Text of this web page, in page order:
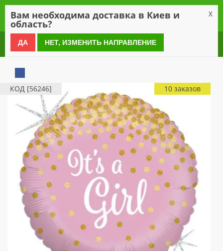
0 800 21 54 55
КОД [56246] 10 заказов
Вам необходима доставка в Киев и
область?
X
ДА НЕТ, ИЗМЕНИТЬ НАПРАВЛЕНИЕ